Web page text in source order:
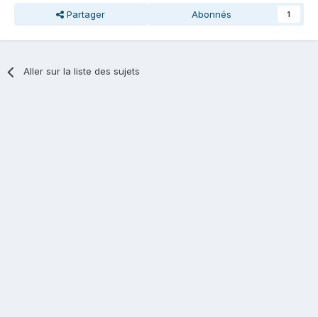
Partager Abonnés 1
Aller sur la liste des sujets